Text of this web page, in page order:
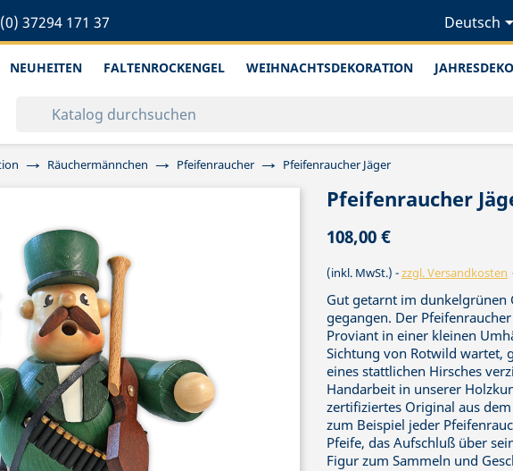
37294 171 37 Deutsch
NEUHEITEN FALTENROCKENGEL WEIHNACHTSDEKORATION
Räuchermännchen Pfeifenraucher Pfeifenraucher Jäger
Pfeifenraucher
108,00 €
(inkl. MwSt.) zzgl. Versandkosten
Gut getarnt im dunkelgrünen
gegangen. Der
Proviant in einer kleinen
Sichtung von Rotwild wartet,
eines stattlichen Hirsches
Handarbeit in unserer
zertifiziertes Original aus
zum Beispiel jeder
Pfeife, das Aufschluß über
Figur zum Sammeln und